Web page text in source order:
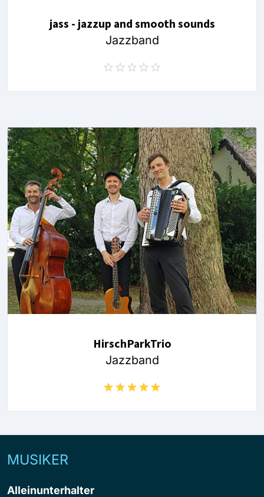
jass - jazzup and smooth sounds
Jazzband
HirschParkTrio
Jazzband
MUSIKER
Alleinunterhalter